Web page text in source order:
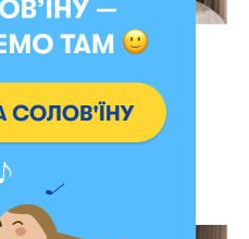
В наличии
бежевый (несколько
размеров)